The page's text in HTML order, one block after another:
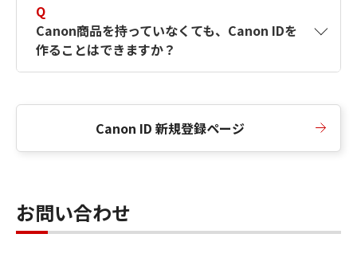
Q
Canon商品を持っていなくても、Canon IDを
作ることはできますか？
Canon ID 新規登録ページ
お問い合わせ